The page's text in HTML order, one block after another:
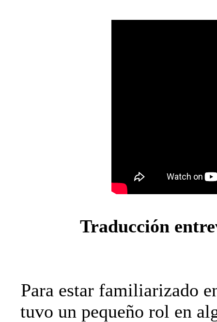
Traducción
Para estar familiarizado
tuvo un pequeño rol en